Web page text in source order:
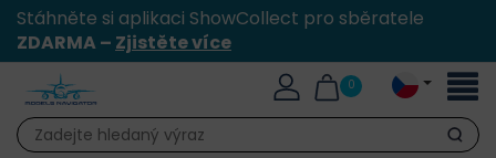
Stáhněte si aplikaci ShowCollect pro sběratele
ZDARMA – Zjistěte více
0
Hledat